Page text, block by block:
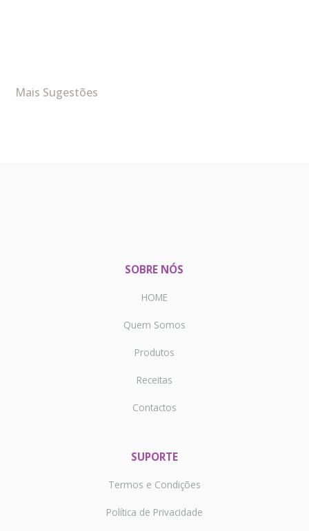
Mais Sugestões
SOBRE NÓS
HOME
Quem Somos
Produtos
Receitas
Contactos
SUPORTE
Termos e Condições
Política de Privacidade